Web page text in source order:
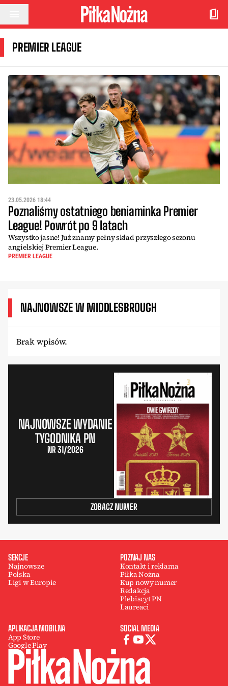
Przejdź do treści
PREMIER LEAGUE
23.05.2026 18:44
Poznaliśmy ostatniego beniaminka Premier
League! Powrót po 9 latach
Wszystko jasne! Już znamy pełny skład przyszłego sezonu
angielskiej Premier League.
PREMIER LEAGUE
NAJNOWSZE W MIDDLESBROUGH
Brak wpisów.
NAJNOWSZE WYDANIE
TYGODNIKA PN
NR 31/2026
ZOBACZ NUMER
SEKCJE
Najnowsze
Polska
Ligi w Europie
POZNAJ NAS
Kontakt i reklama
Piłka Nożna
Kup nowy numer
Redakcja
Plebiscyt PN
Laureaci
APLIKACJA MOBILNA
App Store
Google Play
SOCIAL MEDIA